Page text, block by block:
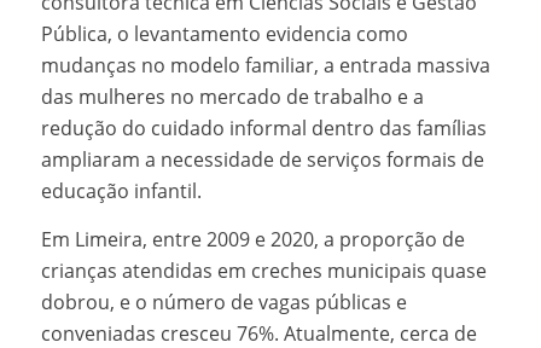
Pública, o levantamento evidencia como
mudanças no modelo familiar, a entrada massiva
das mulheres no mercado de trabalho e a
redução do cuidado informal dentro das famílias
ampliaram a necessidade de serviços formais de
educação infantil.
Em Limeira, entre 2009 e 2020, a proporção de
crianças atendidas em creches municipais quase
dobrou, e o número de vagas públicas e
conveniadas cresceu 76%. Atualmente, cerca de